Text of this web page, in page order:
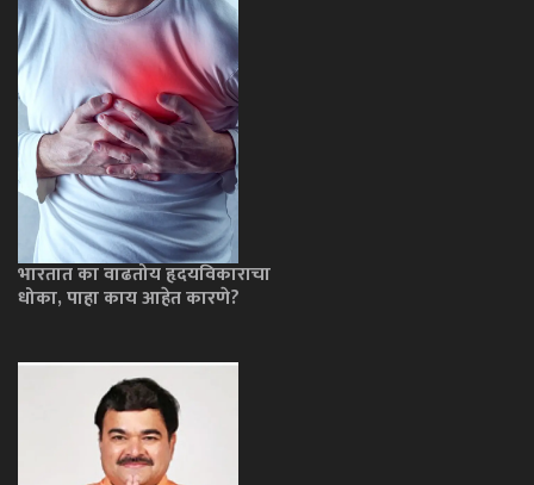
भारतात का वाढतोय हृदयविकाराचा
धोका, पाहा काय आहेत कारणे?